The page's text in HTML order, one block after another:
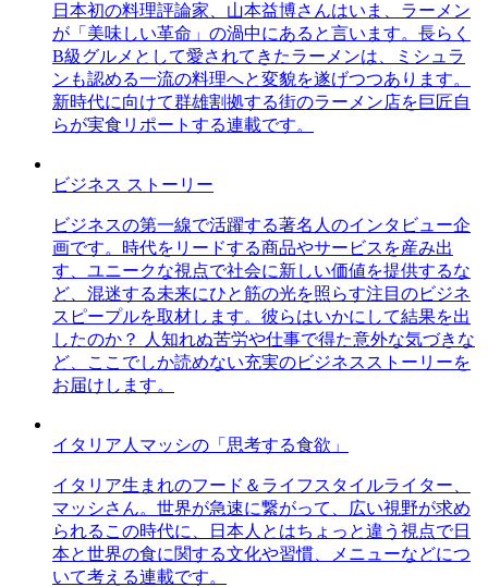
日本初の料理評論家、山本益博さんはいま、ラーメン
が「美味しい革命」の渦中にあると言います。長らく
B級グルメとして愛されてきたラーメンは、ミシュラ
ンも認める一流の料理へと変貌を遂げつつあります。
新時代に向けて群雄割拠する街のラーメン店を巨匠自
らが実食リポートする連載です。
ビジネス ストーリー
ビジネスの第一線で活躍する著名人のインタビュー企
画です。時代をリードする商品やサービスを産み出
す、ユニークな視点で社会に新しい価値を提供するな
ど、混迷する未来にひと筋の光を照らす注目のビジネ
スピープルを取材します。彼らはいかにして結果を出
したのか？ 人知れぬ苦労や仕事で得た意外な気づきな
ど、ここでしか読めない充実のビジネスストーリーを
お届けします。
イタリア人マッシの「思考する食欲」
イタリア生まれのフード＆ライフスタイルライター、
マッシさん。世界が急速に繋がって、広い視野が求め
られるこの時代に、日本人とはちょっと違う視点で日
本と世界の食に関する文化や習慣、メニューなどにつ
いて考える連載です。